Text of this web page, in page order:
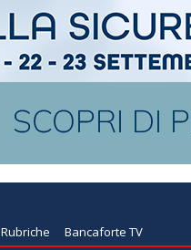
Rubriche Bancaforte TV